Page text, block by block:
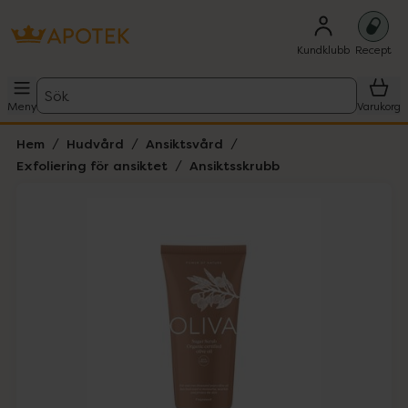
Kundklubb Recept
Meny
Sök
Varukorg
Hem Hudvård
Ansiktsvård
Exfoliering för ansiktet
Ansiktsskrubb